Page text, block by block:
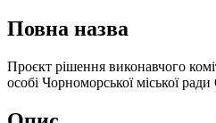
Повна назва
Проєкт рішення виконавчого
особі Чорноморської міської